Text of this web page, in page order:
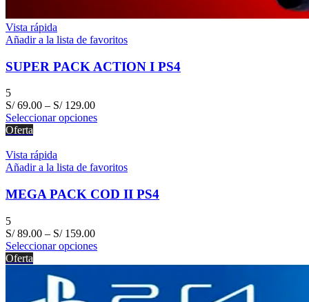
Vista rápida
Añadir a la lista de favoritos
SUPER PACK ACTION I PS4
5
S/69.00 – S/129.00
Seleccionar opciones
Oferta
Vista rápida
Añadir a la lista de favoritos
MEGA PACK COD II PS4
5
S/89.00 – S/159.00
Seleccionar opciones
Oferta